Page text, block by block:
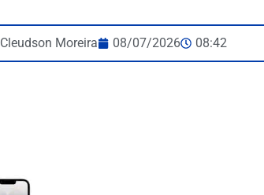
Cleudson Moreira 08/07/2026 08:42